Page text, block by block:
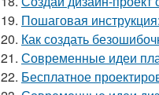
19. Пошаговая
20. Как создать
21. Современные идеи
22. Бесплатное